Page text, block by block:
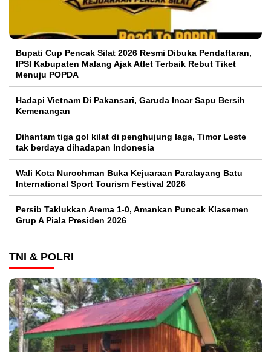
Bupati Cup Pencak Silat 2026 Resmi Dibuka Pendaftaran,
IPSI Kabupaten Malang Ajak Atlet Terbaik Rebut Tiket
Menuju POPDA
Hadapi Vietnam Di Pakansari, Garuda Incar Sapu Bersih
Kemenangan
Dihantam tiga gol kilat di penghujung laga, Timor Leste
tak berdaya dihadapan Indonesia
Wali Kota Nurochman Buka Kejuaraan Paralayang Batu
International Sport Tourism Festival 2026
Persib Taklukkan Arema 1-0, Amankan Puncak Klasemen
Grup A Piala Presiden 2026
TNI & POLRI